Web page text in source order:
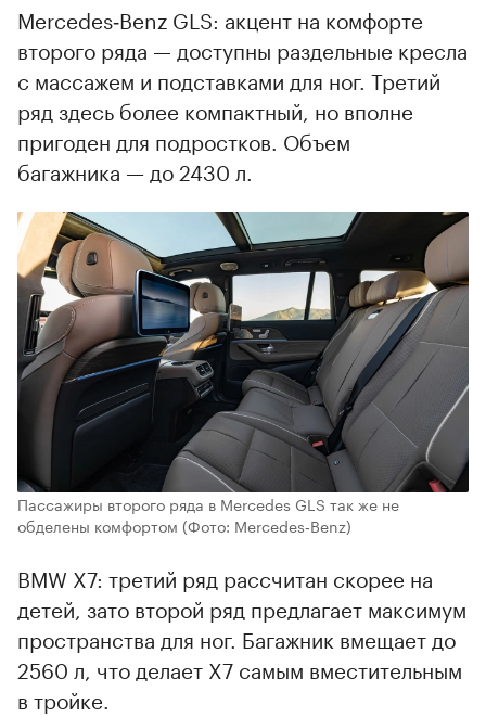
Mercedes‑Benz GLS: акцент на комфорте
второго ряда — доступны раздельные кресла
с массажем и подставками для ног. Третий
ряд здесь более компактный, но вполне
пригоден для подростков. Объем
багажника — до 2430 л.
Пассажиры второго ряда в Mercedes GLS так же не
обделены комфортом (Фото: Mercedes‑Benz)
BMW X7: третий ряд рассчитан скорее на
детей, зато второй ряд предлагает максимум
пространства для ног. Багажник вмещает до
2560 л, что делает X7 самым вместительным
в тройке.